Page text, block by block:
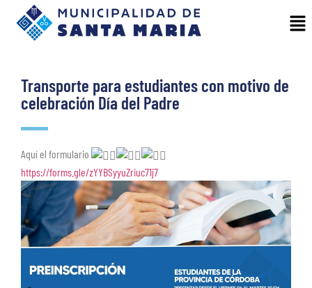
Transporte para estudiantes con motivo de
celebración Día del Padre
Aquí el formulario
https://forms.gle/zYYBSyyuZriuc71j7